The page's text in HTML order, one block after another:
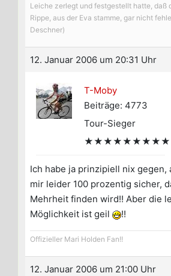
Leiche zerlegt und festgestellt hatte, daß
Rippe, aus der Eva stamme, gar nicht
Deschner)
12. Januar 2006 um 20:31 Uhr
T-Moby
Beiträge: 4773
Tour-Sieger
★★★★★★★★★
Ich habe ja prinzipiell nix gegen,
mir leider 100 prozentig sicher,
Mehrheit finden wird!! Aber die
Möglichkeit ist geil
!!
Offizieller Mari Holden Fan!!
12. Januar 2006 um 21:00 Uhr